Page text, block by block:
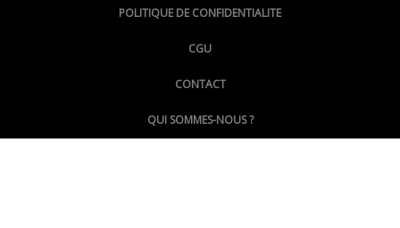
@LePoingMontpellier
POLITIQUE DE CONFIDENTIALITE
CGU
CONTACT
QUI SOMMES-NOUS ?